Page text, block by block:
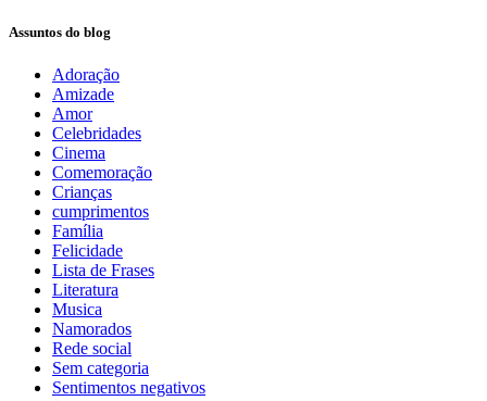
Assuntos do blog
Adoração
Amizade
Amor
Celebridades
Cinema
Comemoração
Crianças
cumprimentos
Família
Felicidade
Lista de Frases
Literatura
Musica
Namorados
Rede social
Sem categoria
Sentimentos negativos